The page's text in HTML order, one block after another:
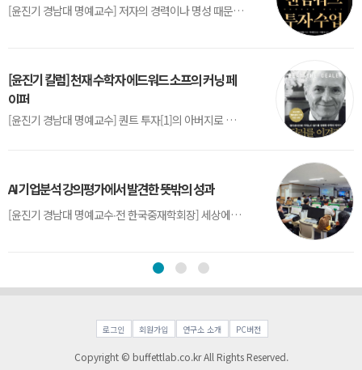
[윤진기 경남대 명예교수] 저자의 경력이나 명성 때문인지 2020년에 번역 출판된 《랜덤워크 투자수업》(A Random Walk Down Wall Street) 12판은 표지부터가 거창하다. ‘45년간 12번 개정하며 철저히 검증한 투자서’, ‘전문가 부럽지 않은 투자 감각을 길러주는 위대한 투자지침서’ 라는 은빛 광고문구로 독자를 유혹한다.[1] 출판 50주...
[윤진기 칼럼] 천재 수학자 에드워드 소프의 커닝 페
이퍼
[윤진기 경남대 명예교수] 퀀트 투자[1]의 아버지로 불리는 에드워드 소프(Edward O. Thorp)는 수학계에서 천재로 알려진 인물이다. 그는 수학자이지만, 투자 업계에도 여러 가지 흥미로운 일화를 남겼다.수학을 이용하여 카지노를 이길 수 있는지가 궁금했던 그는 동료 교수가 소개해 준 블랙잭(Blackjack) 전략의 핵심을 손바닥 크기의 종이에 요...
AI 기업분석 강의평가에서 발견한 뜻밖의 성과
[윤진기 경남대 명예교수∙전 한국중재학회장] 세상에는 우연처럼 보이지만 인류의 진보를 이끌어낸 사건들이 있다. 영국의 알렉산더 플레밍(Alexander Fleming)이 곰팡이 핀 페트리 접시(Petri dish)를 버리지 않고[1] 관찰해 페니실린을 발견한 것은 그 대표적 사례다. 무심히 지나쳤다면 결코 없었을 혁신이었다.지난 7월 5일, 필자가 개발한 기업...
로그인 회원가입 연구소 소개 PC버전
Copyright © buffettlab.co.kr All Rights Reserved.